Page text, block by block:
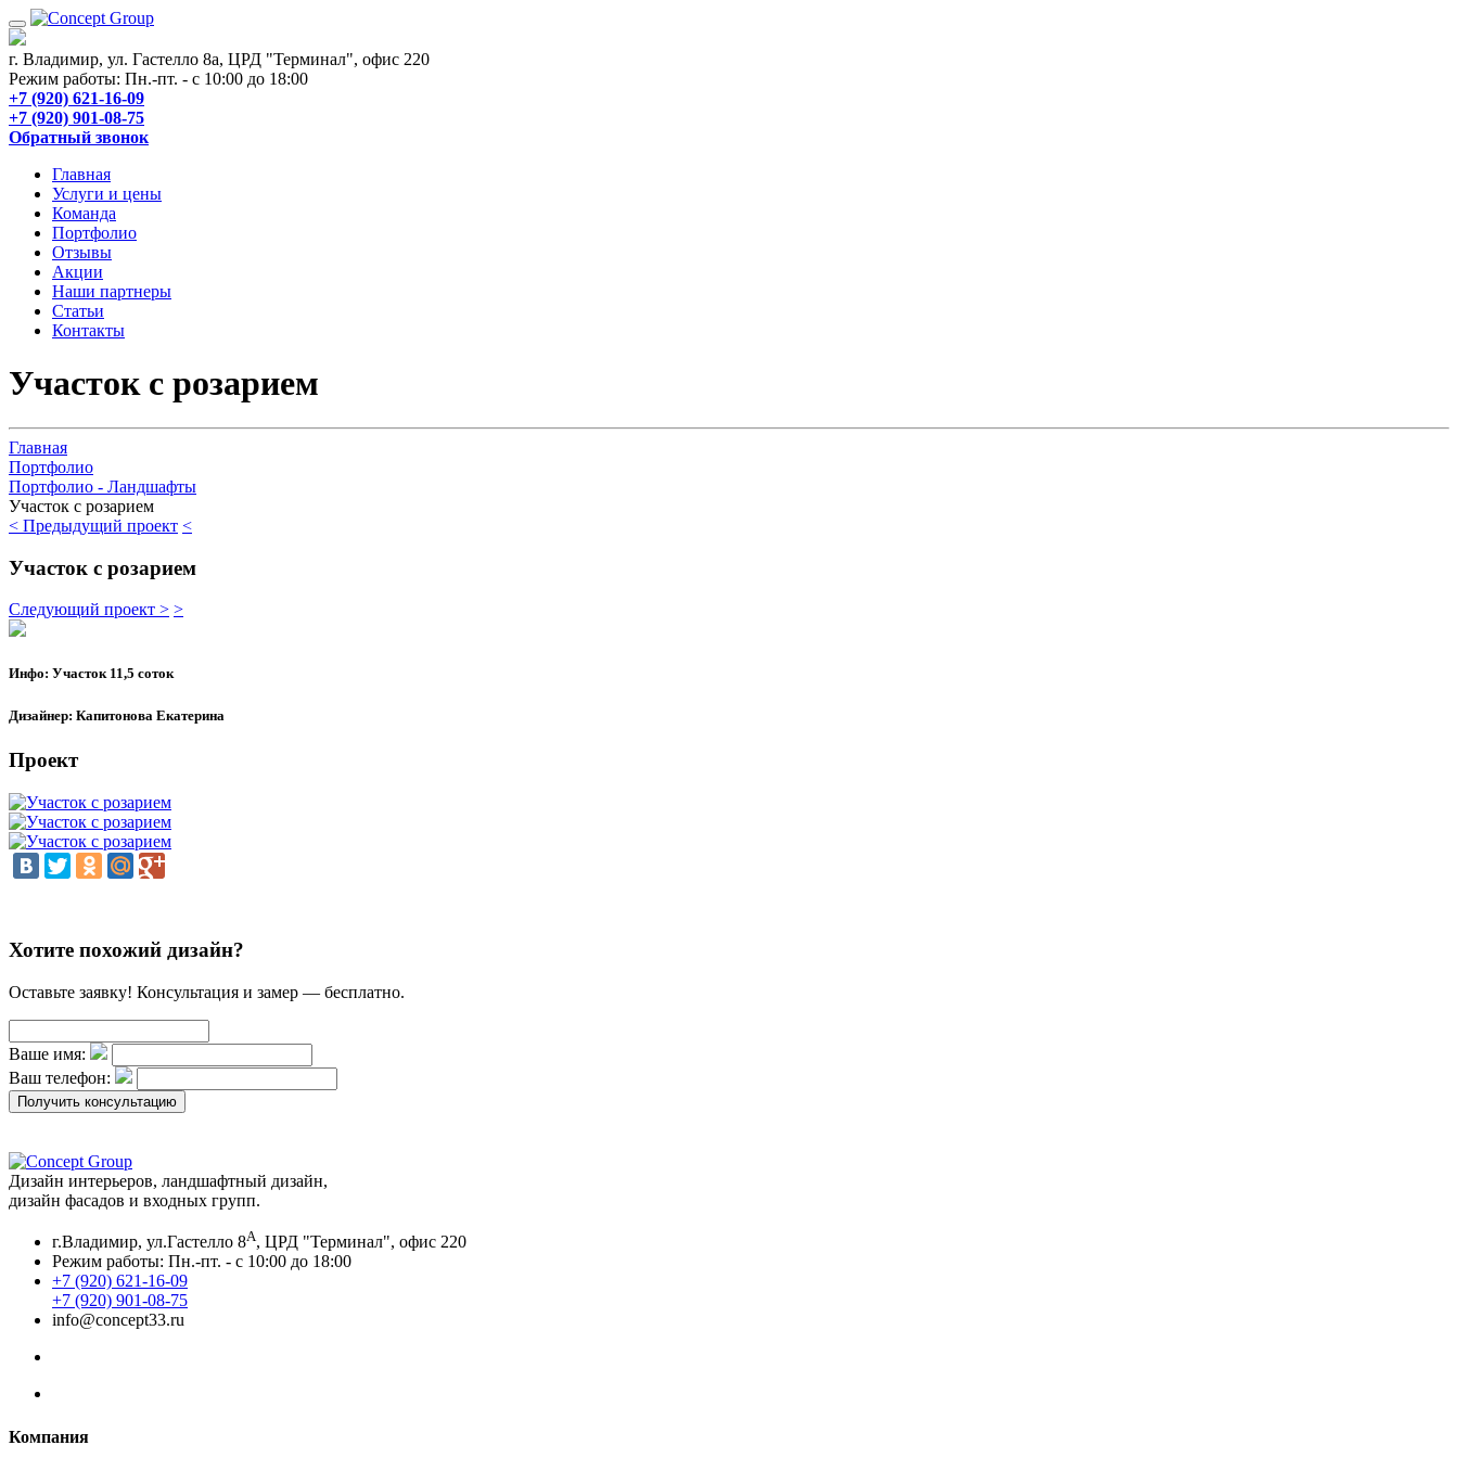
г. Владимир, ул. Гастелло 8а, ЦРД "Терминал", офис 220
Режим работы: Пн.-пт. - с 10:00 до 18:00
+7 (920) 621-16-09
+7 (920) 901-08-75
Обратный звонок
Главная
Услуги и цены
Команда
Портфолио
Отзывы
Акции
Наши партнеры
Статьи
Контакты
Участок с розарием
Главная
Портфолио
Портфолио - Ландшафты
Участок с розарием
< Предыдущий проект <
Участок с розарием
Следующий проект > >
Инфо: Участок 11,5 соток
Дизайнер: Капитонова Екатерина
Проект
Хотите похожий дизайн?
Оставьте заявку! Консультация и замер — бесплатно.
Ваше имя:
Ваш телефон:
Дизайн интерьеров, ландшафтный дизайн,
дизайн фасадов и входных групп.
г.Владимир, ул.Гастелло 8A, ЦРД "Терминал", офис 220
Режим работы: Пн.-пт. - с 10:00 до 18:00
+7 (920) 621-16-09
+7 (920) 901-08-75
info@concept33.ru
Компания